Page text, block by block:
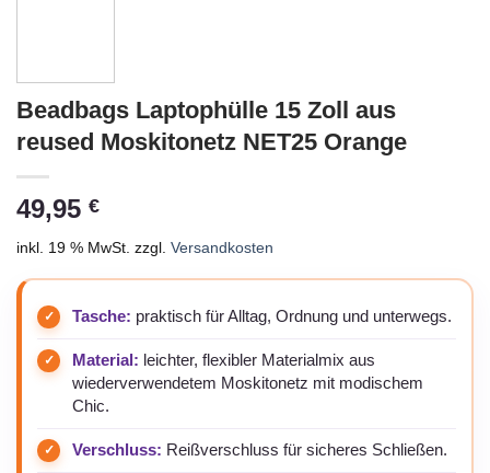
Beadbags Laptophülle 15 Zoll aus
reused Moskitonetz NET25 Orange
49,95 €
inkl. 19 % MwSt. zzgl. Versandkosten
Tasche: praktisch für Alltag, Ordnung und unterwegs.
Material: leichter, flexibler Materialmix aus
wiederverwendetem Moskitonetz mit modischem
Chic.
Verschluss: Reißverschluss für sicheres Schließen.